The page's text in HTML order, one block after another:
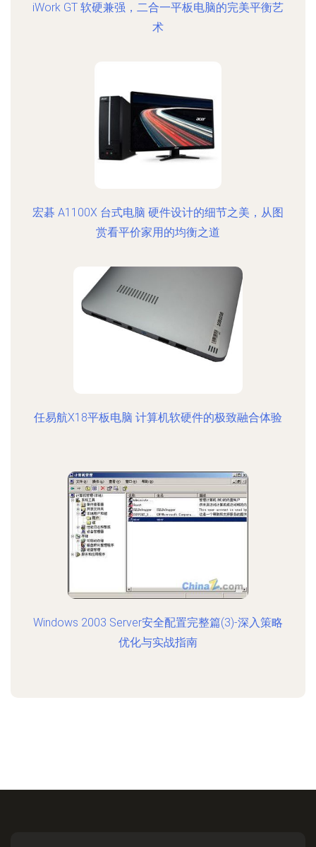
iWork GT 软硬兼强，二合一平板电脑的完美平衡艺
术
宏碁 A1100X 台式电脑 硬件设计的细节之美，从图
赏看平价家用的均衡之道
任易航X18平板电脑 计算机软硬件的极致融合体验
Windows 2003 Server安全配置完整篇(3)-深入策略
优化与实战指南